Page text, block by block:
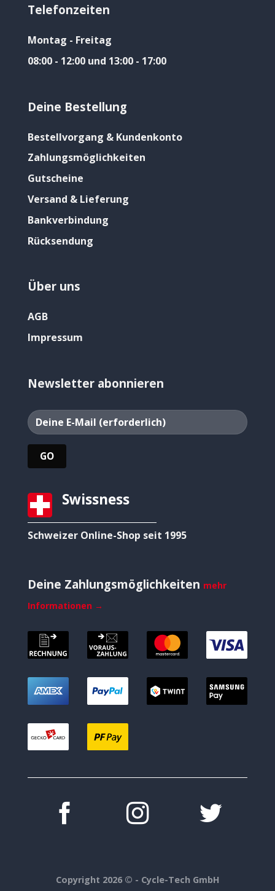
Telefonzeiten
Montag - Freitag
08:00 - 12:00 und 13:00 - 17:00
Deine Bestellung
Bestellvorgang & Kundenkonto
Zahlungsmöglichkeiten
Gutscheine
Versand & Lieferung
Bankverbindung
Rücksendung
Über uns
AGB
Impressum
Newsletter abonnieren
Swissness
Schweizer Online-Shop seit 1995
Deine Zahlungsmöglichkeiten mehr
Informationen →
Copyright 2026 © - Cycle-Tech GmbH